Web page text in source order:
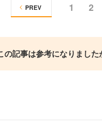
1 2
PREV
の記事は参考になりました